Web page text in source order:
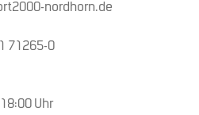
nordhorn.de
71265-0
Uhr